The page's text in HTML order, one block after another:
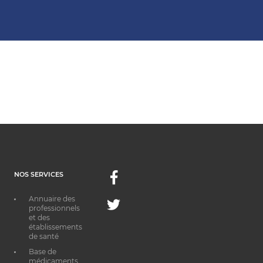
NOS SERVICES
Annuaire des
professionnels
et des
établissements
de santé
Base de
médicaments
Facebook
Twitter